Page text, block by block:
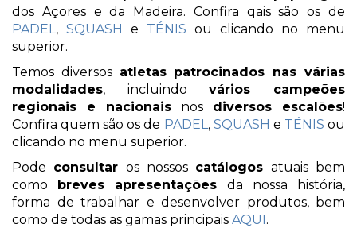
dos Açores e da Madeira. Confira qais são os de
PADEL, SQUASH e TÉNIS ou clicando no menu
superior.
Temos diversos atletas patrocinados nas várias
modalidades, incluindovários campeões
regionais e nacionais nos diversos escalões!
Confira quem são os de PADEL, SQUASH e TÉNIS ou
clicando no menu superior.
Pode consultar os nossos catálogos atuais bem
como
breves apresentações da nossa história,
forma de trabalhar e desenvolver produtos, bem
como de todas as gamas principais AQUI .